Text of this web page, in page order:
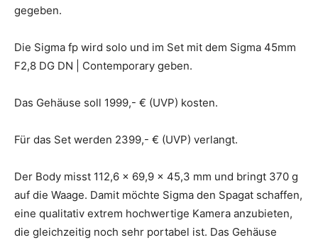
gegeben.
Die Sigma fp wird solo und im Set mit dem Sigma 45mm
F2,8 DG DN | Contemporary geben.
Das Gehäuse soll 1999,- € (UVP) kosten.
Für das Set werden 2399,- € (UVP) verlangt.
Der Body misst 112,6 x 69,9 x 45,3 mm und bringt 370 g
auf die Waage. Damit möchte Sigma den Spagat schaffen,
eine qualitativ extrem hochwertige Kamera anzubieten,
die gleichzeitig noch sehr portabel ist. Das Gehäuse